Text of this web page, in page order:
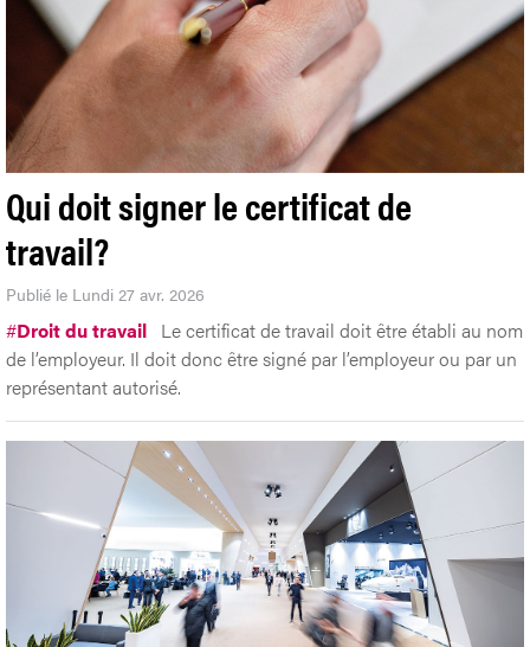
Qui doit signer le certificat de
travail?
Publié le Lundi 27 avr. 2026
#Droit du travail Le certificat de travail doit être établi au nom
de l’employeur. Il doit donc être signé par l’employeur ou par un
représentant autorisé.